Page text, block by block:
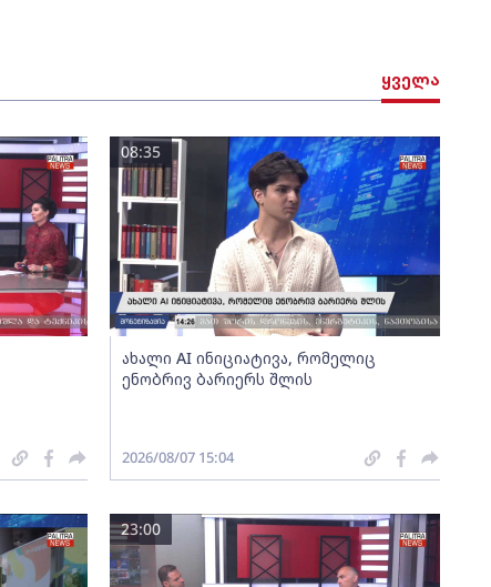
ყველა
ახალი AI ინიციატივა, რომელიც
ენობრივ ბარიერს შლის
08:35
2026/08/07 15:04
23:00